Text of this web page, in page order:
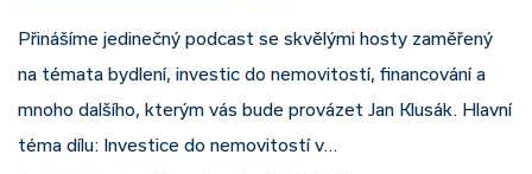
Přinášíme jedinečný podcast se skvělými hosty zaměřený
na témata bydlení, investic do nemovitostí, financování a
mnoho dalšího, kterým vás bude provázet Jan Klusák. Hlavní
téma dílu: Investice do nemovitostí v…